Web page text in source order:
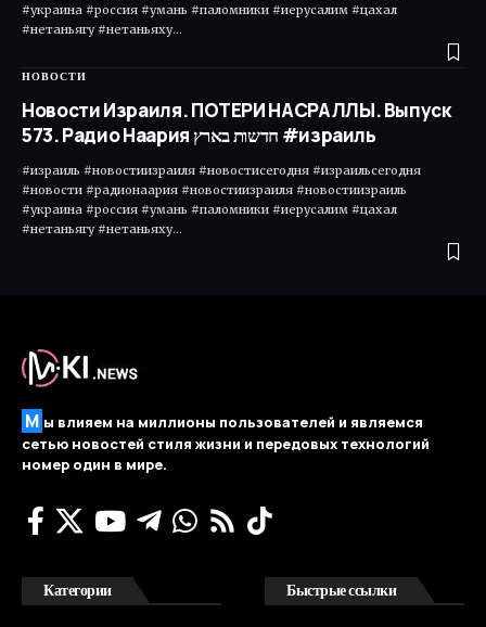
#украина #россия #умань #паломники #иерусалим #цахал
#нетаньягу #нетаньяху…
НОВОСТИ
Новости Израиля. ПОТЕРИ НАСРАЛЛЫ. Выпуск
573. Радио Наария חדשות בארץ #израиль
#израиль #новостиизраиля #новостисегодня #израильсегодня
#новости #радионаария #новостиизраиля #новостиизраиль
#украина #россия #умань #паломники #иерусалим #цахал
#нетаньягу #нетаньяху…
М ы влияем на миллионы пользователей и являемся
сетью новостей стиля жизни и передовых технологий
номер один в мире.
Категории Быстрые ссылки